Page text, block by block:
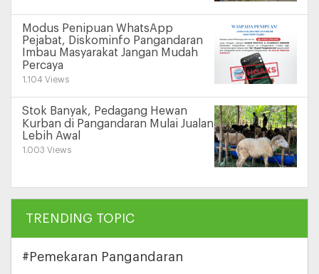
Modus Penipuan WhatsApp
Pejabat, Diskominfo Pangandaran
Imbau Masyarakat Jangan Mudah
Percaya
1.104 Views
Stok Banyak, Pedagang Hewan
Kurban di Pangandaran Mulai Jualan
Lebih Awal
1.003 Views
TRENDING TOPIC
#Pemekaran Pangandaran